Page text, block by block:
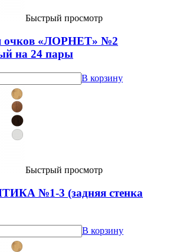
Быстрый просмотр
очков «ЛОРНЕТ» №2
на 24 пары
В корзину
Быстрый просмотр
№1-3 (задняя стенка
В корзину